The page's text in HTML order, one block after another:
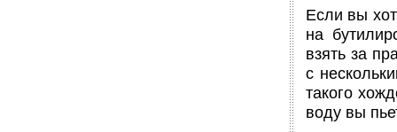
Если вы
на
взять за
с
такого
воду вы